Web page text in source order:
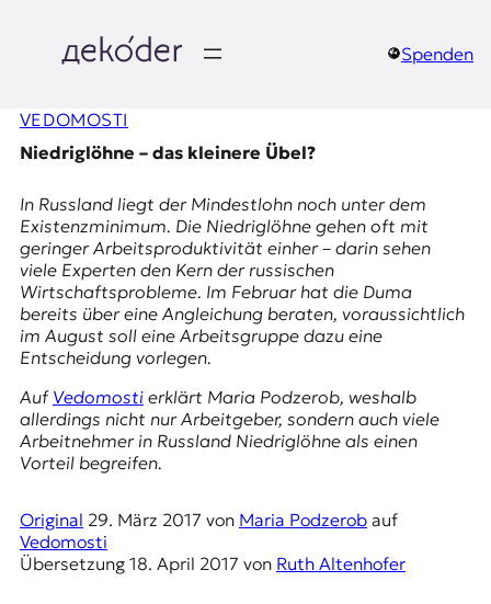
springen
e
k
o
d
e
r
|
D
K
O
Spenden
VEDOMOSTI
Niedriglöhne – das kleinere Übel?
In Russland liegt der Mindestlohn noch unter dem
Existenzminimum. Die Niedriglöhne gehen oft mit
geringer Arbeitsproduktivität einher – darin sehen
viele Experten den Kern der russischen
Wirtschaftsprobleme. Im Februar hat die Duma
bereits über eine Angleichung beraten, voraussichtlich
im August soll eine Arbeitsgruppe dazu eine
Entscheidung vorlegen.
Auf Vedomostierklärt Maria Podzerob, weshalb
allerdings nicht nur Arbeitgeber, sondern auch viele
Arbeitnehmer in Russland Niedriglöhne als einen
Vorteil begreifen.
Original 29. März 2017 von Maria Podzerobauf
Vedomosti
Übersetzung 18. April 2017 von Ruth Altenhofer